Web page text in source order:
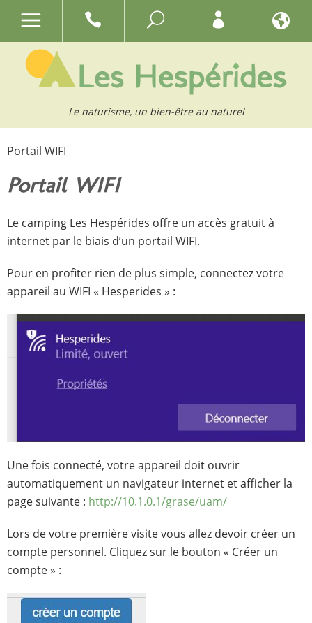
Le naturisme, un bien-être au naturel
Portail WIFI
Portail WIFI
Le camping Les Hespérides offre un accès gratuit à
internet par le biais d’un portail WIFI.
Pour en profiter rien de plus simple, connectez votre
appareil au WIFI « Hesperides » :
Une fois connecté, votre appareil doit ouvrir
automatiquement un navigateur internet et afficher la
page suivante : http://10.1.0.1/grase/uam/
Lors de votre première visite vous allez devoir créer un
compte personnel. Cliquez sur le bouton « Créer un
compte » :